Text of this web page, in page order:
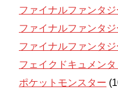
ファイナルファンタジ
ファイナルファンタ
ファイナルファンタ
フェイクドキュメン
ポケットモンスター